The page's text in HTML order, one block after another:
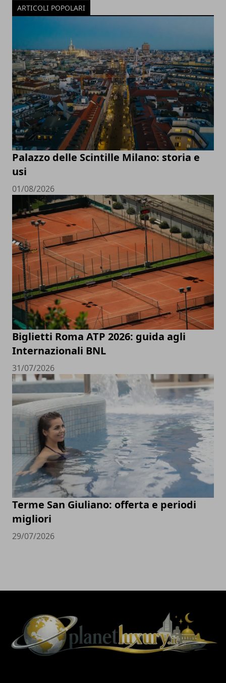
ARTICOLI POPOLARI
Palazzo delle Scintille Milano: storia e
usi
01/08/2026
Biglietti Roma ATP 2026: guida agli
Internazionali BNL
31/07/2026
Terme San Giuliano: offerta e periodi
migliori
29/07/2026